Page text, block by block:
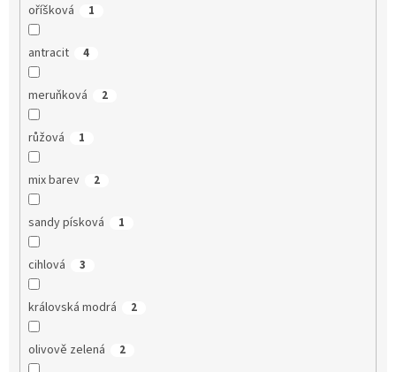
oříšková 1
antracit 4
meruňková 2
růžová 1
mix barev 2
sandy písková 1
cihlová 3
královská modrá 2
olivově zelená 2